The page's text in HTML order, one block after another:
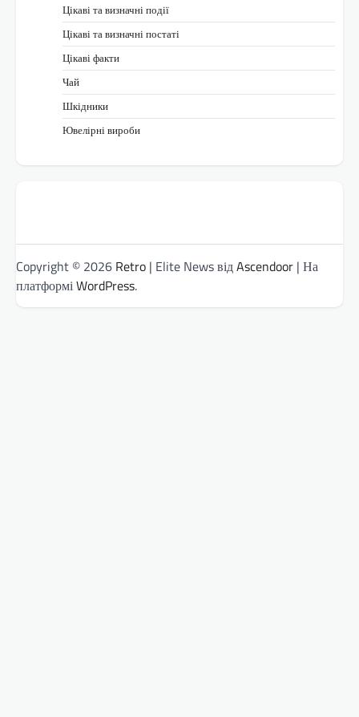
Цікаві та визначні події
Цікаві та визначні постаті
Цікаві факти
Чай
Шкідники
Ювелірні вироби
Copyright © 2026 Retro | Elite News відAscendoor | На
платформіWordPress.